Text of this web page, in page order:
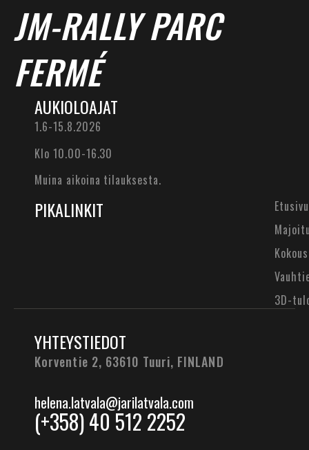
JM-RALLY PARC
FERMÉ
AUKIOLOAJAT
1.6-15.8.2026
Klo 10.00-16.30
Muina aikoina tilauksesta.
PIKALINKIT
Etusivu
3D-
YHTEYSTIEDOT
Korventie 2, 63610 Tuuri, FINLAND
helena.latvala@jarilatvala.com
(+358) 40 512 2252